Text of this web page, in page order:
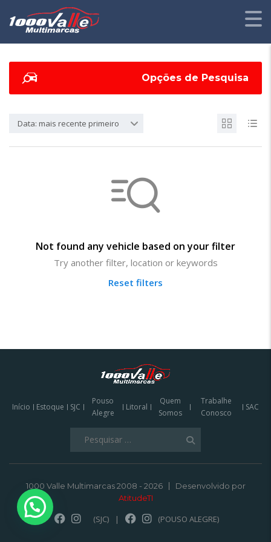
Opções de Pesquisa
Data: mais recente primeiro
Not found any vehicle based on your filter
Try another filter, location or keywords
Reset filters
Início Estoque SJC
Pouso
Alegre
Litoral
Quem
Somos
Trabalhe
Conosco
SAC
1000 Valle Multimarcas 2008 - 2026
Desenvolvido por
AtitudeTI
(SJC) | (POUSO ALEGRE)